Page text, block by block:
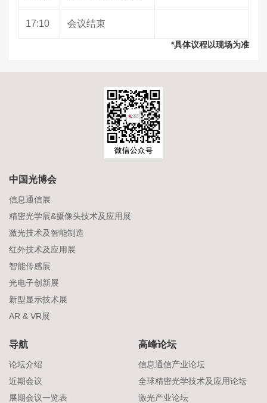
17:10 会议结束
*具体议程以现场为准
中国光博会
信息通信展
精密光学展&摄像头技术及应用展
激光技术及智能制造
红外技术及应用展
智能传感展
光电子创新展
新型显示技术展
AR & VR展
导航
论坛介绍
近期会议
展期会议一览表
高峰论坛
信息通信产业论坛
全球精密光学技术及应用论坛
激光产业论坛